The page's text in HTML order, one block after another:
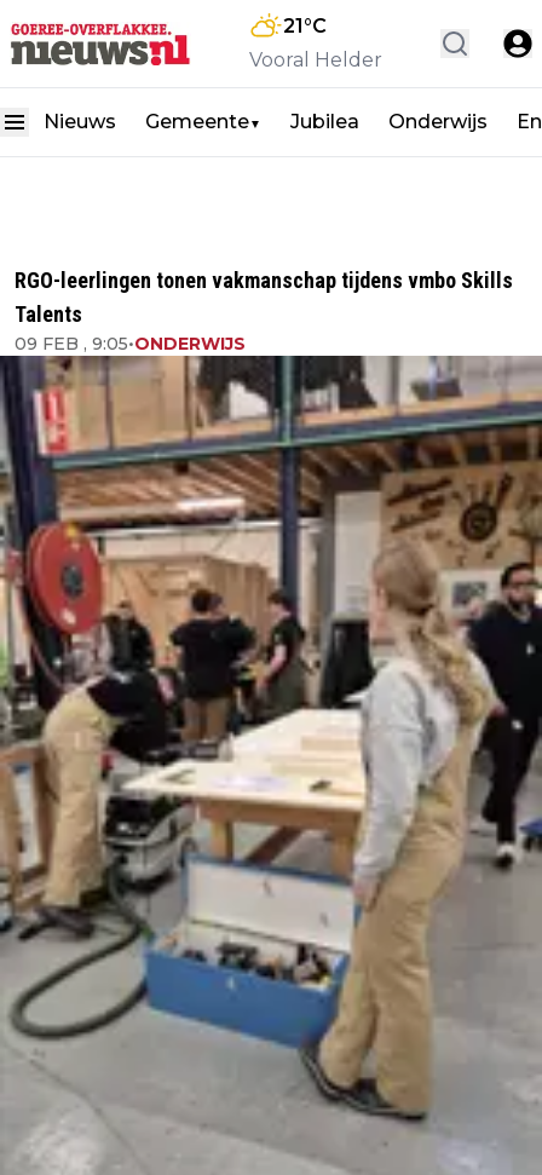
21°C
Vooral Helder
Nieuws Gemeente▼ Jubilea Onderwijs
RGO-leerlingen tonen vakmanschap tijdens vmbo Skills
Talents
09 FEB , 9:05•ONDERWIJS